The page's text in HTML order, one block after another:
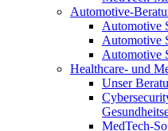
Automotive-
Automotive
Automotive
Automotive
Healthcare- und
Unser
MedTech-